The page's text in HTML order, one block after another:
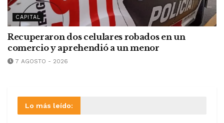
CAPITAL
Recuperaron dos celulares robados en un
comercio y aprehendió a un menor
7 AGOSTO - 2026
Lo más leído: